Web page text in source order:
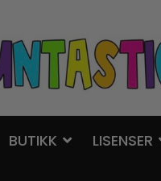
BUTIKK LISENSER